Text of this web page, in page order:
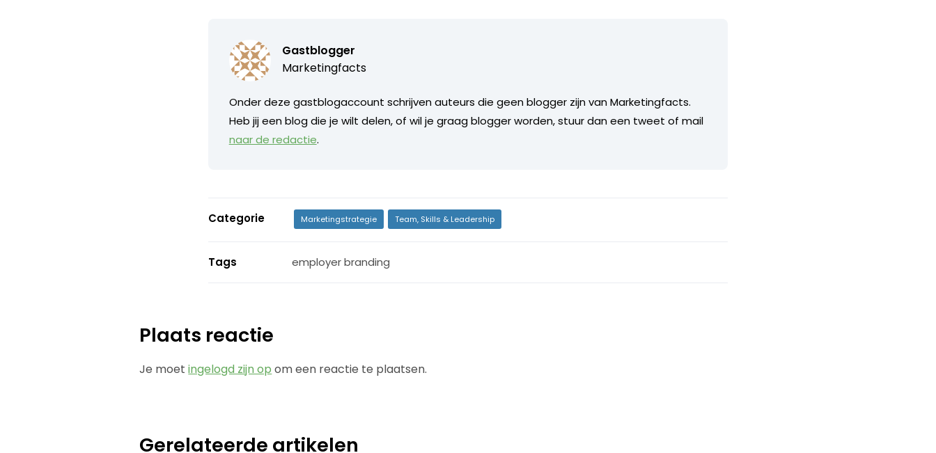
Gastblogger
Marketingfacts
Onder deze gastblogaccount schrijven auteurs die geen blogger zijn van Marketingfacts.
Heb jij een blog die je wilt delen, of wil je graag blogger worden, stuur dan een tweet of mail
naar de redactie.
Categorie Marketingstrategie Team, Skills & Leadership
Tags employer branding
Plaats reactie
Je moetingelogd zijn op om een reactie te plaatsen.
Gerelateerde artikelen